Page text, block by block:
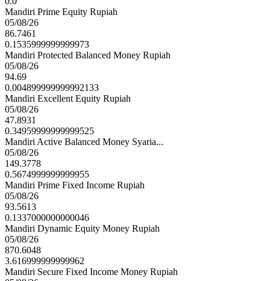
Mandiri Prime Equity Rupiah
05/08/26
86.7461
0.1535999999999973
Mandiri Protected Balanced Money Rupiah
05/08/26
94.69
0.004899999999992133
Mandiri Excellent Equity Rupiah
05/08/26
47.8931
0.34959999999999525
Mandiri Active Balanced Money Syaria...
05/08/26
149.3778
0.5674999999999955
Mandiri Prime Fixed Income Rupiah
05/08/26
93.5613
0.1337000000000046
Mandiri Dynamic Equity Money Rupiah
05/08/26
870.6048
3.616999999999962
Mandiri Secure Fixed Income Money Rupiah